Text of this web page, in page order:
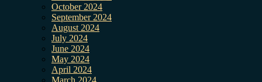
October 2024
September 2024
August 2024
July 2024
June 2024
May 2024
April 2024